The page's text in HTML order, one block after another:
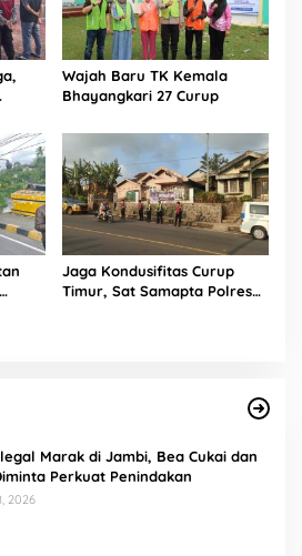
Wajah Baru TK Kemala
Bhayangkari 27 Curup
Jaga Kondusifitas Curup
Timur, Sat Samapta Polres
Marak di Jambi, Bea Cukai dan
Perkuat Penindakan
2026